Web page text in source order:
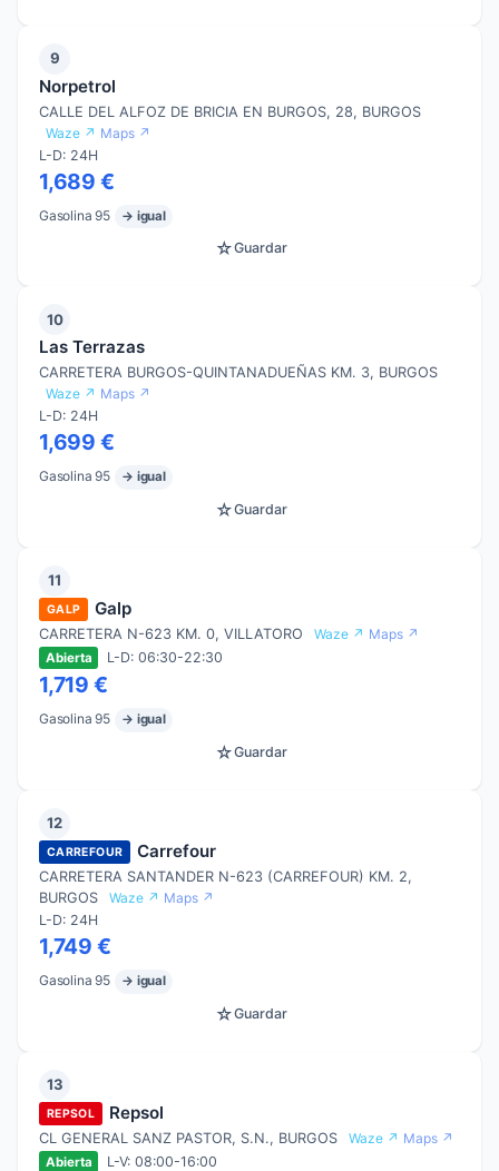
9
Norpetrol
CALLE DEL ALFOZ DE BRICIA EN BURGOS, 28, BURGOS
Waze ↗ Maps ↗
L-D: 24H
1,689 €
Gasolina 95 → igual
☆Guardar
10
Las Terrazas
CARRETERA BURGOS-QUINTANADUEÑAS KM. 3, BURGOS
Waze ↗ Maps ↗
L-D: 24H
1,699 €
Gasolina 95 → igual
☆Guardar
11
GALP Galp
CARRETERA N-623 KM. 0, VILLATORO Waze ↗ Maps ↗
Abierta L-D: 06:30-22:30
1,719 €
Gasolina 95 → igual
☆Guardar
12
CARREFOUR Carrefour
CARRETERA SANTANDER N-623 (CARREFOUR) KM. 2,
BURGOS
Waze ↗ Maps ↗
L-D: 24H
1,749 €
Gasolina 95 → igual
☆Guardar
13
REPSOL Repsol
CL GENERAL SANZ PASTOR, S.N., BURGOS Waze ↗ Maps ↗
Abierta L-V: 08:00-16:00